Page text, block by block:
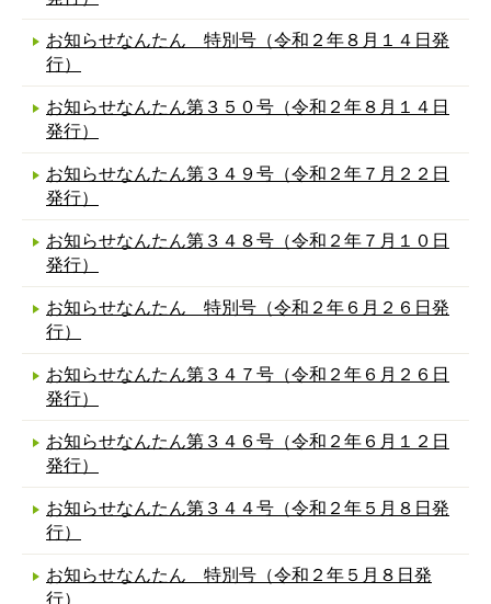
お知らせなんたん 特別号（令和２年８月１４日発
行）
お知らせなんたん第３５０号（令和２年８月１４日
発行）
お知らせなんたん第３４９号（令和２年７月２２日
発行）
お知らせなんたん第３４８号（令和２年７月１０日
発行）
お知らせなんたん 特別号（令和２年６月２６日発
行）
お知らせなんたん第３４７号（令和２年６月２６日
発行）
お知らせなんたん第３４６号（令和２年６月１２日
発行）
お知らせなんたん第３４４号（令和２年５月８日発
行）
お知らせなんたん 特別号（令和２年５月８日発
行）